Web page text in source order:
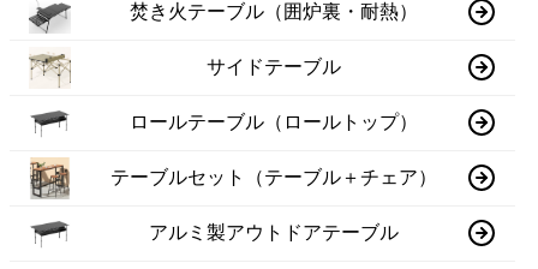
焚き火テーブル（囲炉裏・耐熱）
サイドテーブル
ロールテーブル（ロールトップ）
テーブルセット（テーブル＋チェア）
アルミ製アウトドアテーブル